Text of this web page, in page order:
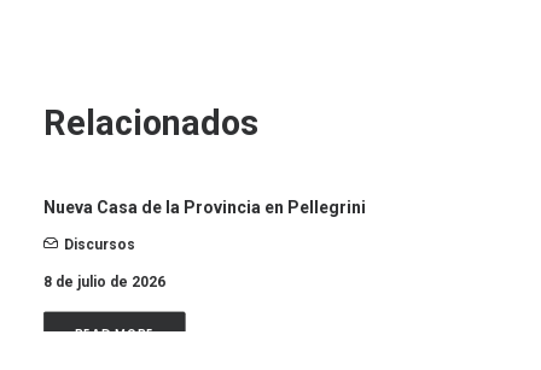
Relacionados
Nueva Casa de la Provincia en Pellegrini
Discursos
8 de julio de 2026
READ MORE